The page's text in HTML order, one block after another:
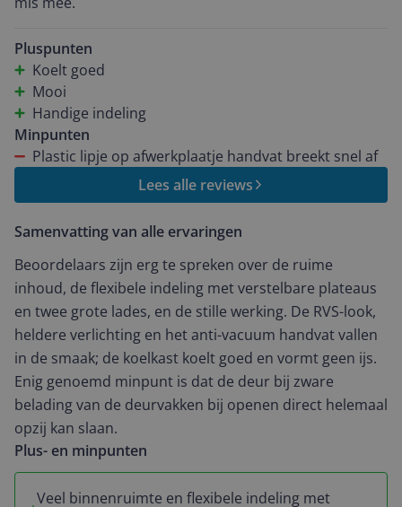
Pluspunten
Koelt goed
Mooi
Handige indeling
Minpunten
Plastic lipje op afwerkplaatje handvat breekt snel af
Lees alle reviews
Samenvatting van alle ervaringen
Beoordelaars zijn erg te spreken over de ruime
inhoud, de flexibele indeling met verstelbare plateaus
en twee grote lades, en de stille werking. De RVS-look,
heldere verlichting en het anti-vacuum handvat vallen
in de smaak; de koelkast koelt goed en vormt geen ijs.
Enig genoemd minpunt is dat de deur bij zware
belading van de deurvakken bij openen direct helemaal
opzij kan slaan.
Plus- en minpunten
Veel binnenruimte en flexibele indeling met